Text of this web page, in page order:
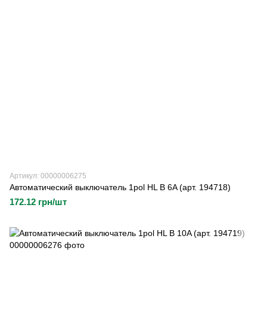
Артикул: 00000006275
Автоматический выключатель 1pol HL B 6A (арт. 194718)
172.12 грн/шт